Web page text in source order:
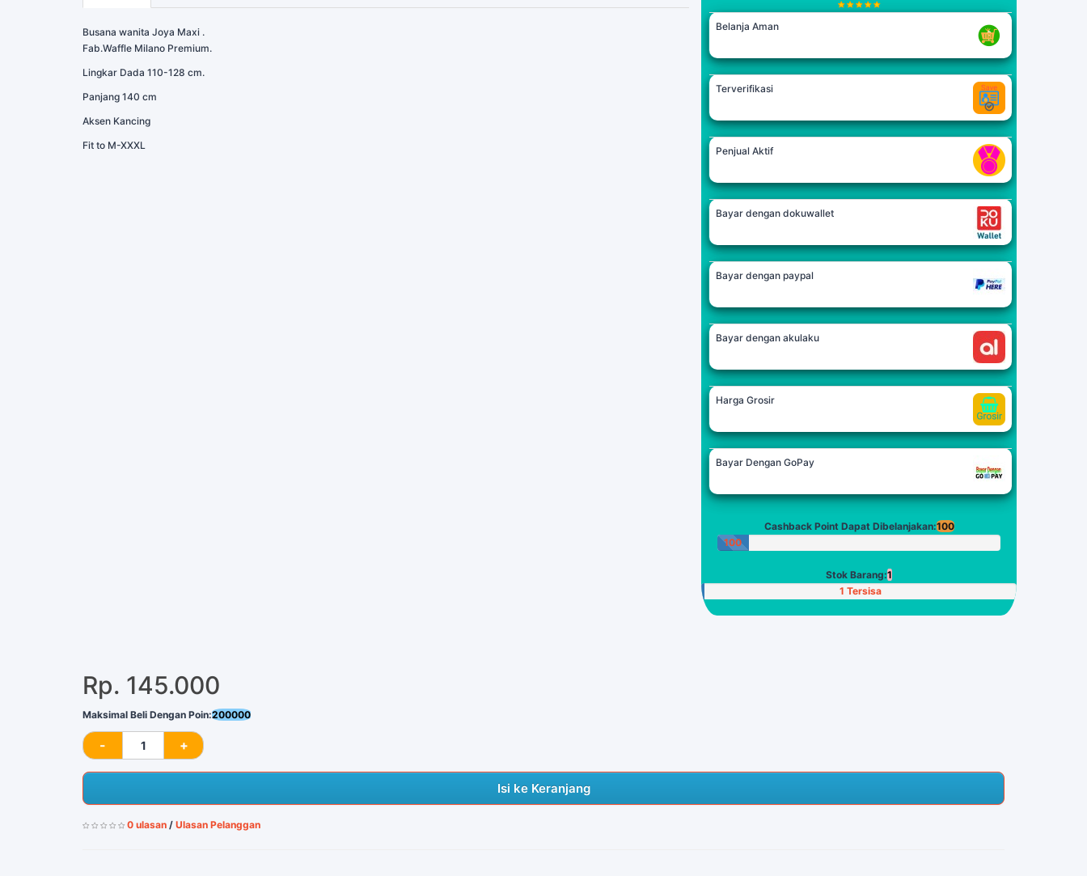
Busana wanita Joya Maxi .
Fab.Waffle Milano Premium.
Lingkar Dada 110-128 cm.
Panjang 140 cm
Aksen Kancing
Fit to M-XXXL
Belanja Aman
Terverifikasi
Penjual Aktif
Bayar dengan dokuwallet
Bayar dengan paypal
Bayar dengan akulaku
Harga Grosir
Bayar Dengan GoPay
Cashback Point Dapat Dibelanjakan:100
100
Stok Barang:1
1 Tersisa
Rp. 145.000
Maksimal Beli Dengan Poin:200000
Isi ke Keranjang
0 ulasan / Ulasan Pelanggan